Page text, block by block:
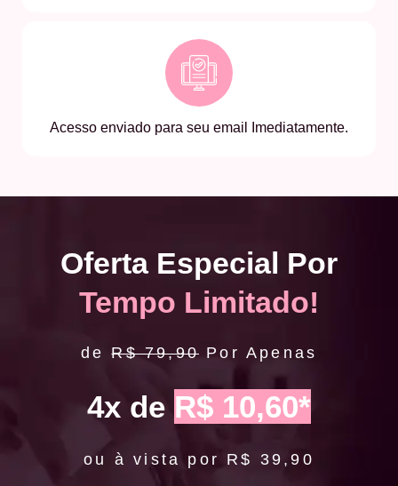
Acesso enviado para seu email Imediatamente.
Oferta Especial Por
Tempo Limitado!
deR$ 79,90 Por Apenas
4x de R$ 10,60*
ou à vista por R$ 39,90